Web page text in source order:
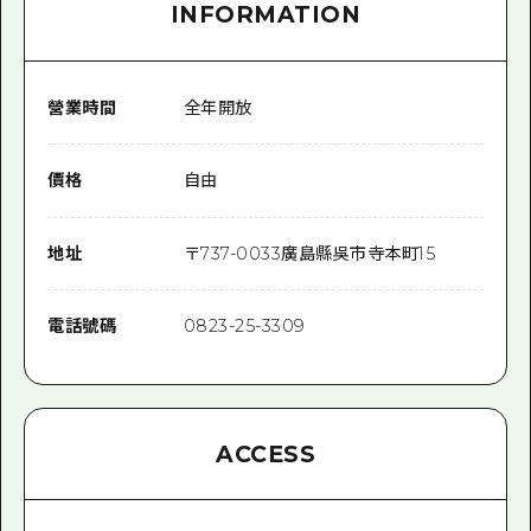
INFORMATION
營業時間 全年開放
價格 自由
地址 〒737-0033廣島縣吳市寺本町15
電話號碼 0823-25-3309
ACCESS